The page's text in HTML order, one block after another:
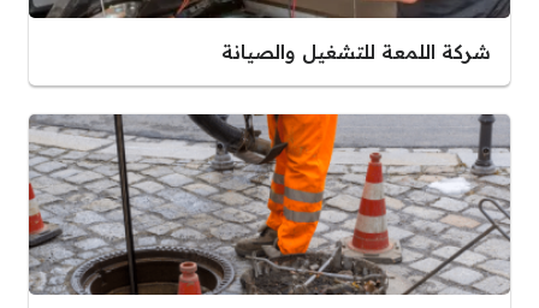
شركة اللمعة للتشغيل والصيانة